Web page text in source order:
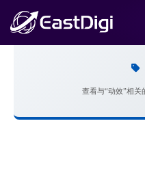
查看与“动效”相关